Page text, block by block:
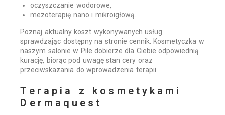
oczyszczanie wodorowe,
mezoterapię nano i mikroigłową.
Poznaj aktualny koszt wykonywanych usług
sprawdzając dostępny na stronie cennik. Kosmetyczka w
naszym salonie w Pile dobierze dla Ciebie odpowiednią
kurację, biorąc pod uwagę stan cery oraz
przeciwskazania do wprowadzenia terapii.
Terapia z kosmetykami
Dermaquest